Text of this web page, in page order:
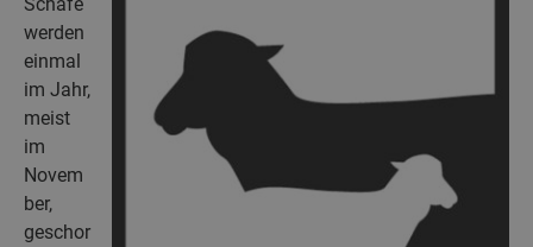
werden
einmal
im Jahr,
meist
im
Novem
ber,
geschor